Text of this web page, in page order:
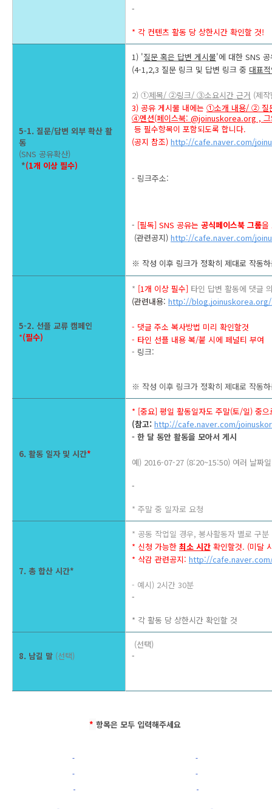
-
* 각 컨텐츠 활동 당 상한시간 확인할 것!
5-1. 질문/답변 외부 확산 활
동
(SNS 공유확산)
*(1개 이상 필수)
1) '질문 혹은 답변 게시물'에 대한 SNS
(4-1,2,3 질문 링크 및 답변 링크 중 대표
2) ①제목/ ②링크/ ③소요시간 근거 (제
3) 공유 게시물 내에는 ①소개 내용/ ② 질
④멘션(페이스북: @joinuskorea.org ,
등 필수항목이 포함되도록 합니다.
(공지 참조) http://cafe.naver.com/
- 링크주소:
- [필독] SNS 공유는 공식페이스북 그룹을
(관련공지) http://cafe.naver.com/
※ 작성 이후 링크가 정확히 제대로 작동
5-2. 선플 교류 캠페인
*(필수)
* [1개 이상 필수] 타인 답변 활동에 댓글
(관련내용: http://blog.joinuskorea.org/
- 댓글 주소 복사방법 미리 확인할것
- 타인 선플 내용 복/붙 시에 페널티 부여
- 링크:
※ 작성 이후 링크가 정확히 제대로 작동
6. 활동 일자 및 시간*
* [중요] 평일 활동일자도 주말(토/일) 중
(참고: http://cafe.naver.com/
- 한 달 동안 활동을 모아서 게시
예) 2016-07-27 (8:20~15:50) 여러 날짜
-
* 주말 중 일자로 요청
7. 총 합산 시간*
* 공동 작업일 경우, 봉사활동자 별로 구
* 신청 가능한 최소 시간 확인할것. (미달
* 삭감 관련공지: http://
- 예시) 2시간 30분
-
* 각 활동 당 상한시간 확인할 것
8. 남길 말 (선택)
(선택)
-
* 항목은 모두 입력해주세요